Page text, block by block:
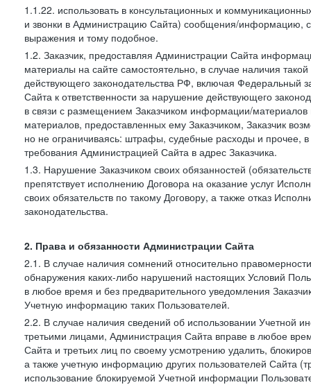
1.1.22. использовать в консультационных и
и звонки в Администрацию Сайта) сообщения/информацию,
выражения и тому подобное.
1.2. Заказчик, предоставляя Администрации Сайта
материалы на сайте самостоятельно, в случае наличия
действующего законодательства РФ, включая
Сайта к ответственности за нарушение действующего
в связи с размещением Заказчиком информации/
материалов, предоставленных ему Заказчиком, Заказчик
но не ограничиваясь: штрафы, судебные расходы и прочее,
требования Администрацией Сайта в адрес Заказчика.
1.3. Нарушение Заказчиком своих обязанностей
препятствует исполнению Договора на оказание услуг
своих обязательств по такому Договору, а также отказ
законодательства.
2. Права и обязанности Администрации Сайта
2.1. В случае наличия сомнений относительно
обнаружения каких-либо нарушений настоящих Условий
в любое время и без предварительного уведомления
Учетную информацию таких Пользователей.
2.2. В случае наличия сведений об использовании Учетной
третьими лицами, Администрация Сайта вправе в любое
Сайта и третьих лиц по своему усмотрению удалить,
а также учетную информацию других пользователей Сайта
использование блокируемой Учетной информации